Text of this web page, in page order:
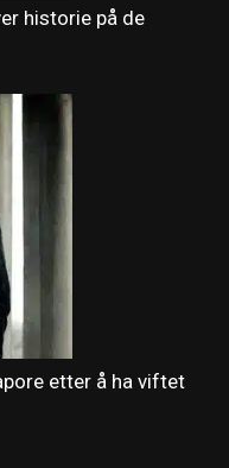
historie på de
etter å ha viftet